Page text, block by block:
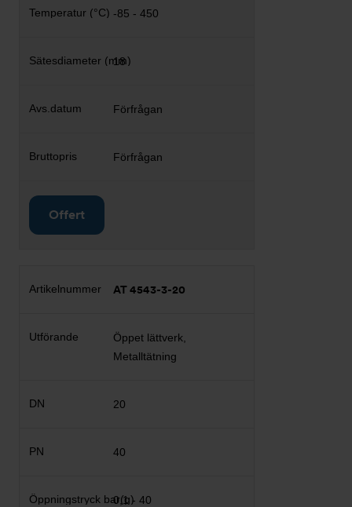
-85 - 450
18
Förfrågan
Förfrågan
Offert
AT 4543-3-20
Öppet lättverk,
Metalltätning
20
40
0,1 - 40